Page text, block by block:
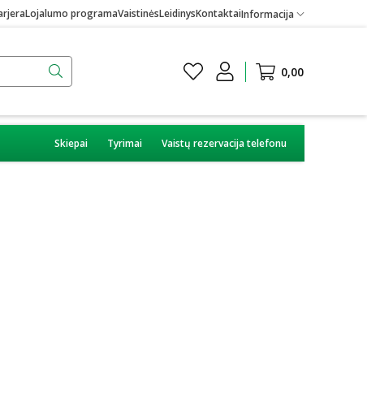
Lojalumo programaVaistinėsLeidinysKontaktaiInformacija
0,00
Skiepai Tyrimai Vaistų rezervacija telefonu